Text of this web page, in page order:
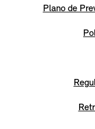
Plano de